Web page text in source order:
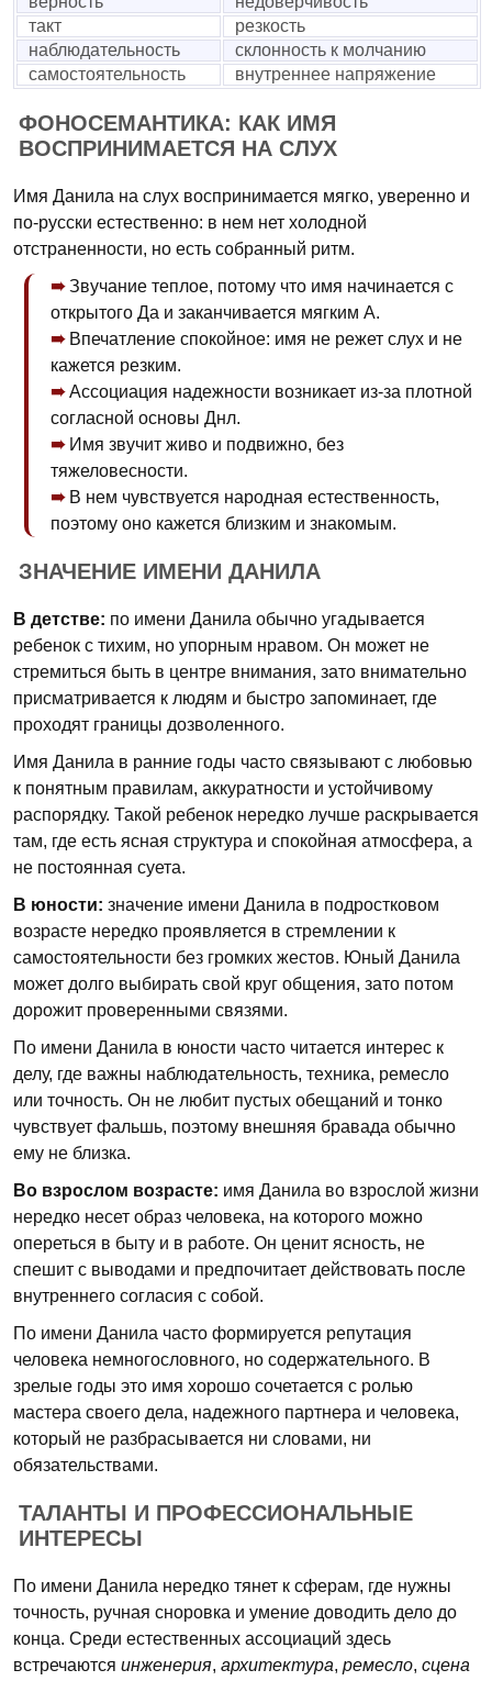
такт
резкость
наблюдательность
склонность к молчанию
самостоятельность
внутреннее напряжение
ФОНОСЕМАНТИКА: КАК ИМЯ
ВОСПРИНИМАЕТСЯ НА СЛУХ
Имя Данила на слух воспринимается мягко, уверенно и
по-русски естественно: в нем нет холодной
отстраненности, но есть собранный ритм.
Звучание теплое, потому что имя начинается с
открытого Да и заканчивается мягким А.
Впечатление спокойное: имя не режет слух и не
кажется резким.
Ассоциация надежности возникает из-за плотной
согласной основы Днл.
Имя звучит живо и подвижно, без
тяжеловесности.
В нем чувствуется народная естественность,
поэтому оно кажется близким и знакомым.
ЗНАЧЕНИЕ ИМЕНИ ДАНИЛА
В детстве: по имени Данила обычно угадывается
ребенок с тихим, но упорным нравом. Он может не
стремиться быть в центре внимания, зато внимательно
присматривается к людям и быстро запоминает, где
проходят границы дозволенного.
Имя Данила в ранние годы часто связывают с любовью
к понятным правилам, аккуратности и устойчивому
распорядку. Такой ребенок нередко лучше раскрывается
там, где есть ясная структура и спокойная атмосфера, а
не постоянная суета.
В юности: значение имени Данила в подростковом
возрасте нередко проявляется в стремлении к
самостоятельности без громких жестов. Юный Данила
может долго выбирать свой круг общения, зато потом
дорожит проверенными связями.
По имени Данила в юности часто читается интерес к
делу, где важны наблюдательность, техника, ремесло
или точность. Он не любит пустых обещаний и тонко
чувствует фальшь, поэтому внешняя бравада обычно
ему не близка.
Во взрослом возрасте: имя Данила во взрослой жизни
нередко несет образ человека, на которого можно
опереться в быту и в работе. Он ценит ясность, не
спешит с выводами и предпочитает действовать после
внутреннего согласия с собой.
По имени Данила часто формируется репутация
человека немногословного, но содержательного. В
зрелые годы это имя хорошо сочетается с ролью
мастера своего дела, надежного партнера и человека,
который не разбрасывается ни словами, ни
обязательствами.
ТАЛАНТЫ И ПРОФЕССИОНАЛЬНЫЕ
ИНТЕРЕСЫ
По имени Данила нередко тянет к сферам, где нужны
точность, ручная сноровка и умение доводить дело до
конца. Среди естественных ассоциаций здесь
встречаются инженерия, архитектура, ремесло, сцена